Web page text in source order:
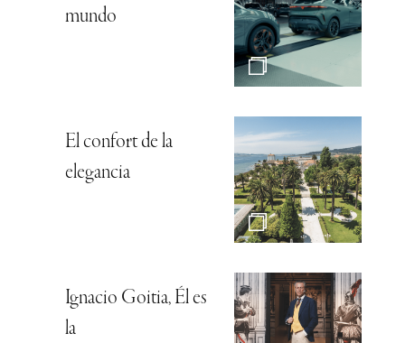
mundo
El confort de la
elegancia
Ignacio Goitia, Él es
la